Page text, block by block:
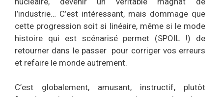
l’industrie… C’est intéressant, mais dommage que
cette progression soit si linéaire, même si le mode
histoire qui est scénarisé permet (SPOIL !) de
retourner dans le passer pour corriger vos erreurs
et refaire le monde autrement.
C’est globalement, amusant, instructif, plutôt